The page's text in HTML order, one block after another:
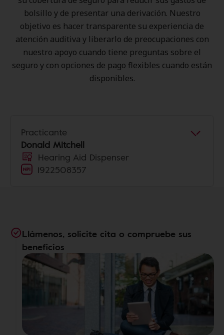
bolsillo y de presentar una derivación. Nuestro
objetivo es hacer transparente su experiencia de
atención auditiva y liberarlo de preocupaciones con
nuestro apoyo cuando tiene preguntas sobre el
seguro y con opciones de pago flexibles cuando están
disponibles.
Practicante
Donald Mitchell
Hearing Aid Dispenser
1922508357
Llámenos, solicite cita o compruebe sus
beneficios